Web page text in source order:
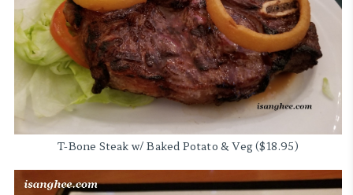
T-Bone Steak w/ Baked Potato & Veg ($18.95)